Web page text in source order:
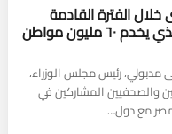
خلال الفترة القادمة
بالإضافة إلى مشروع "حياة كريمة" الذي يخدم ٦٠ مليون مواطن
رئيس مجلس الوزراء،
والصحفيين المشاركين في
مع دول…